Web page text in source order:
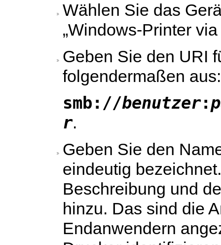
Wählen Sie das
„Windows-Printer
Geben Sie den URI
folgendermaßen aus:
smb://benutzer:
r.
Geben Sie den
eindeutig
Beschreibung und
hinzu. Das sind die
Endanwendern